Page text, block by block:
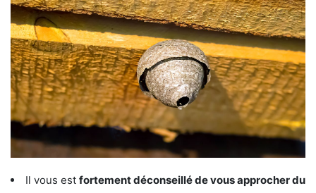
Il vous est fortement déconseillé de vous approcher du